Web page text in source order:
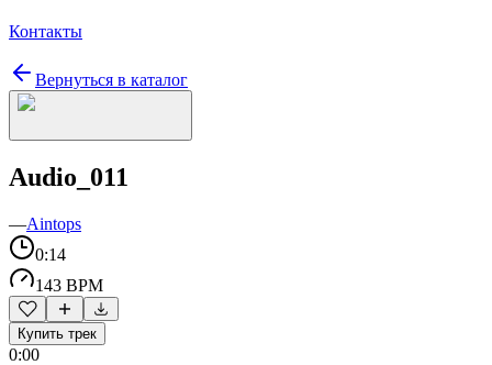
Контакты
Вернуться в каталог
Audio_011
—Aintops
0:14
143 BPM
Купить трек
0:00